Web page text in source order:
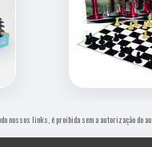
nossos links, é proibida sem a autorização do